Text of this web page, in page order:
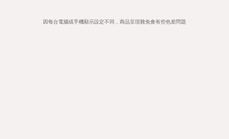
因每台電腦或手機顯示設定不同，商品呈現難免會有些色差問題